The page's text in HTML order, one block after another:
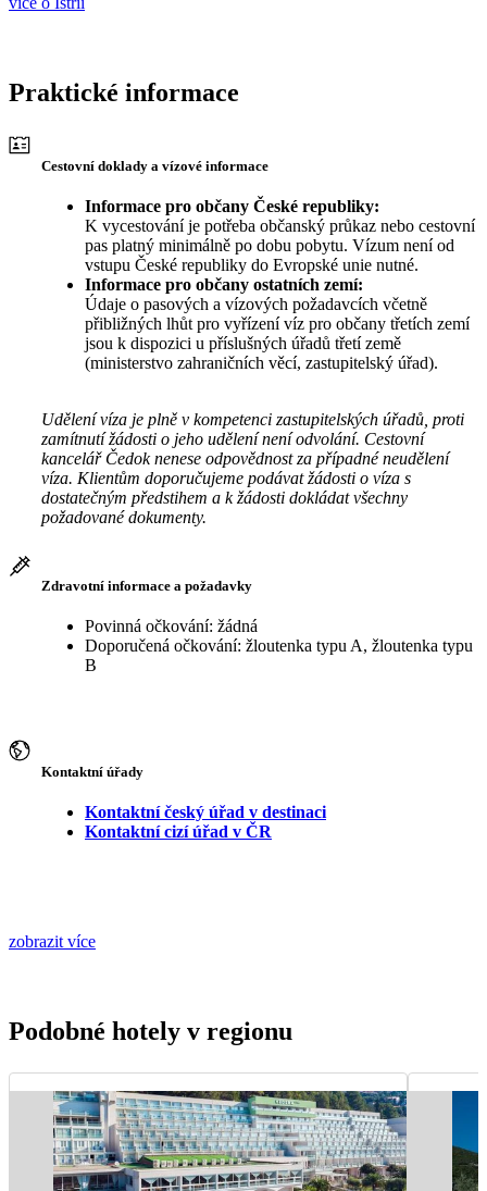
Praktické informace
Cestovní doklady a vízové informace
Informace pro občany České republiky:
K vycestování je potřeba občanský průkaz nebo cestovní
pas platný minimálně po dobu pobytu. Vízum není od
vstupu České republiky do Evropské unie nutné.
Informace pro občany ostatních zemí:
Údaje o pasových a vízových požadavcích včetně
přibližných lhůt pro vyřízení víz pro občany třetích zemí
jsou k dispozici u příslušných úřadů třetí země
(ministerstvo zahraničních věcí, zastupitelský úřad).
Udělení víza je plně v kompetenci zastupitelských úřadů, proti
zamítnutí žádosti o jeho udělení není odvolání. Cestovní
kancelář Čedok nenese odpovědnost za případné neudělení
víza. Klientům doporučujeme podávat žádosti o víza s
dostatečným předstihem a k žádosti dokládat všechny
požadované dokumenty.
Zdravotní informace a požadavky
Povinná očkování: žádná
Doporučená očkování: žloutenka typu A, žloutenka typu
B
Kontaktní úřady
Kontaktní český úřad v destinaci
Kontaktní cizí úřad v ČR
zobrazit více
Podobné hotely v regionu